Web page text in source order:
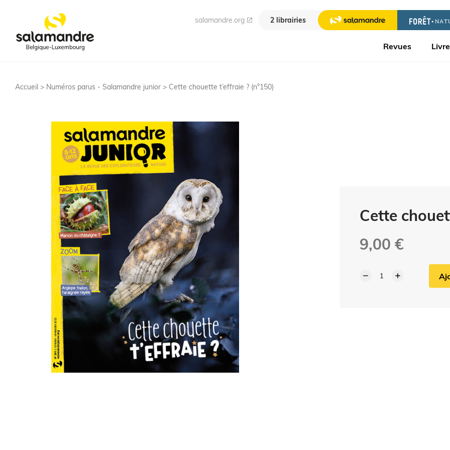
salamandre.org 2 librairies
Revues
Accueil > Numéros parus - Salamandre junior > Cette chouette t’effraie ? (n°150)
Cette
9,00 €